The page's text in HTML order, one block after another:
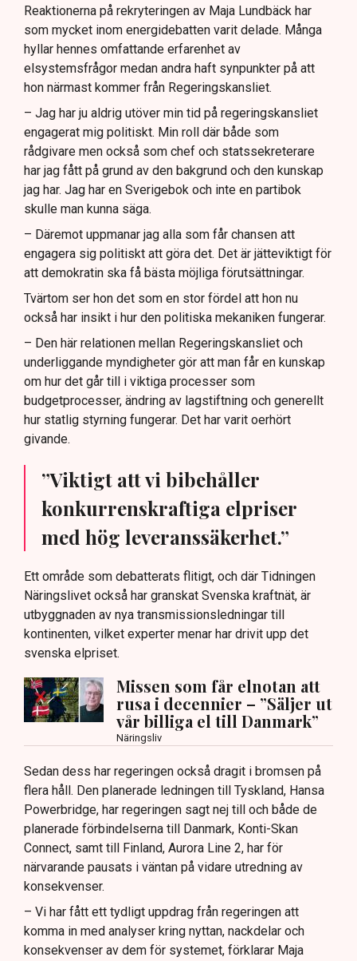
Reaktionerna på rekryteringen av Maja Lundbäck har
som mycket inom energidebatten varit delade. Många
hyllar hennes omfattande erfarenhet av
elsystemsfrågor medan andra haft synpunkter på att
hon närmast kommer från Regeringskansliet.
– Jag har ju aldrig utöver min tid på regeringskansliet
engagerat mig politiskt. Min roll där både som
rådgivare men också som chef och statssekreterare
har jag fått på grund av den bakgrund och den kunskap
jag har. Jag har en Sverigebok och inte en partibok
skulle man kunna säga.
– Däremot uppmanar jag alla som får chansen att
engagera sig politiskt att göra det. Det är jätteviktigt för
att demokratin ska få bästa möjliga förutsättningar.
Tvärtom ser hon det som en stor fördel att hon nu
också har insikt i hur den politiska mekaniken fungerar.
– Den här relationen mellan Regeringskansliet och
underliggande myndigheter gör att man får en kunskap
om hur det går till i viktiga processer som
budgetprocesser, ändring av lagstiftning och generellt
hur statlig styrning fungerar. Det har varit oerhört
givande.
”Viktigt att vi bibehåller
konkurrenskraftiga elpriser
med hög leveranssäkerhet.”
Ett område som debatterats flitigt, och där Tidningen
Näringslivet också har granskat Svenska kraftnät, är
utbyggnaden av nya transmissionsledningar till
kontinenten, vilket experter menar har drivit upp det
svenska elpriset.
Missen som får elnotan att
rusa i decennier – ”Säljer ut
vår billiga el till Danmark”
Näringsliv
Sedan dess har regeringen också dragit i bromsen på
flera håll. Den planerade ledningen till Tyskland, Hansa
Powerbridge, har regeringen sagt nej till och både de
planerade förbindelserna till Danmark, Konti-Skan
Connect, samt till Finland, Aurora Line 2, har för
närvarande pausats i väntan på vidare utredning av
konsekvenser.
– Vi har fått ett tydligt uppdrag från regeringen att
komma in med analyser kring nyttan, nackdelar och
konsekvenser av dem för systemet, förklarar Maja